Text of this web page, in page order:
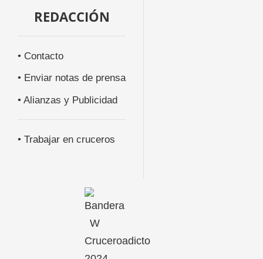
REDACCIÓN
• Contacto
• Enviar notas de prensa
• Alianzas y Publicidad
• Trabajar en cruceros